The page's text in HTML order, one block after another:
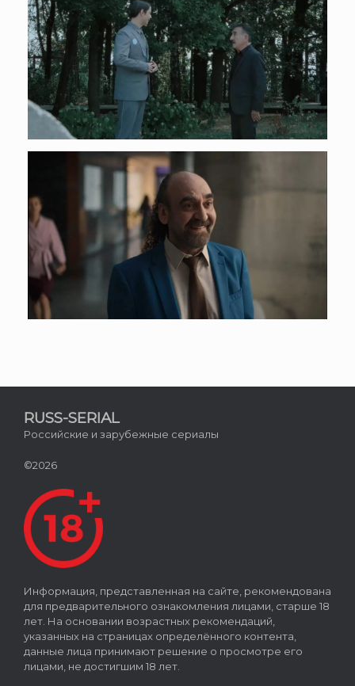
RUSS-SERIAL
Российские и зарубежные сериалы
©2026
Информация, представленная на сайте, рекомендована
для предварительного ознакомления лицами, старше 18
лет. На основании возрастных рекомендаций,
указанных на страницах определённого контента,
данные лица принимают решение о просмотре его
лицами, не достигшим 18 лет.